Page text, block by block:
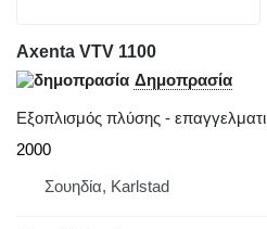
Axenta VTV 1100
Δημοπρασία
Εξοπλισμός πλύσης -
2000
Σουηδία, Karlstad